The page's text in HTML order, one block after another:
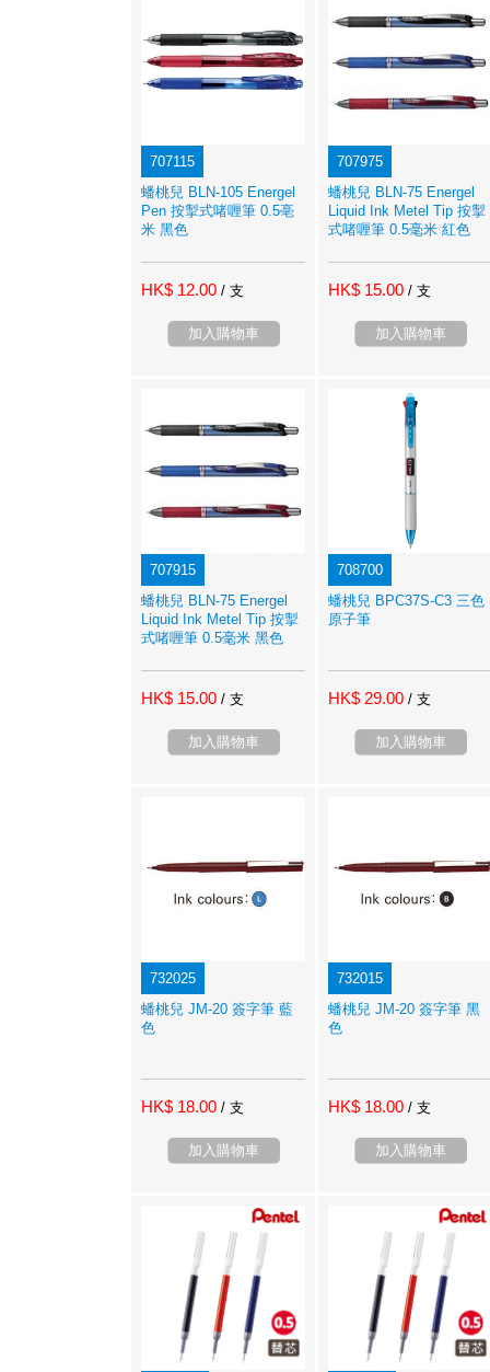
707115
蟠桃兒 BLN-105 Energel
Pen 按掣式啫喱筆 0.5亳
米 黑色
HK$ 12.00 / 支
加入購物車
707975
蟠桃兒 BLN-75 Energel
Liquid Ink Metel Tip 按掣
式啫喱筆 0.5毫米 紅色
HK$ 15.00 / 支
加入購物車
707915
蟠桃兒 BLN-75 Energel
Liquid Ink Metel Tip 按掣
式啫喱筆 0.5毫米 黑色
HK$ 15.00 / 支
加入購物車
708700
蟠桃兒 BPC37S-C3 三色
原子筆
HK$ 29.00 / 支
加入購物車
732025
蟠桃兒 JM-20 簽字筆 藍
色
HK$ 18.00 / 支
加入購物車
732015
蟠桃兒 JM-20 簽字筆 黑
色
HK$ 18.00 / 支
加入購物車